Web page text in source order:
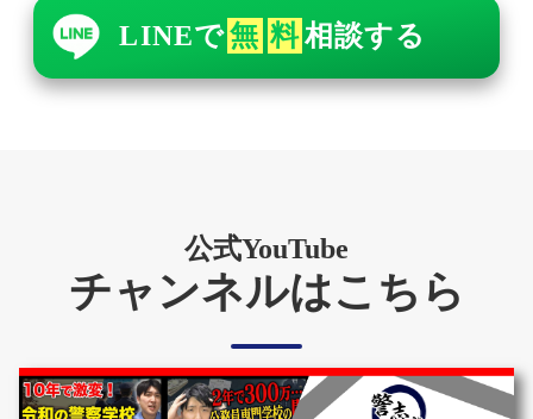
LINEで無 料相談する
公式YouTube
チャンネルはこちら